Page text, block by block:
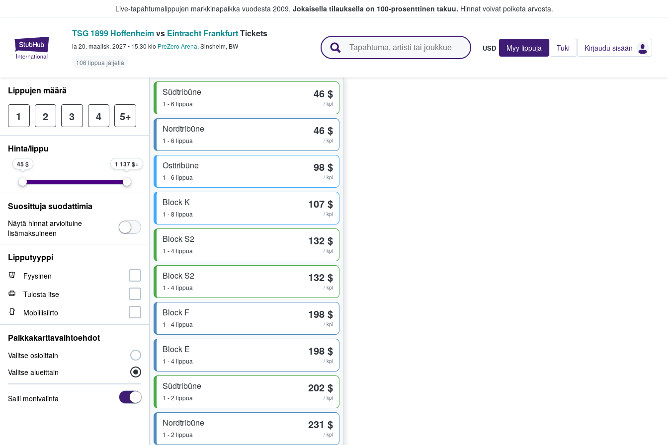
Live-tapahtumalippujen markkinapaikka vuodesta 2009. Jokaisella tilauksella on 100-prosenttinen takuu. Hinnat voivat poiketa arvosta.
StubHub - missä fanit ostavat ja myyvät lippuja
TSG 1899 Hoffenheimvs Eintracht FrankfurtTickets
la 20. maalisk. 2027• 15.30 klo PreZero Arena, Sinsheim, BW
106 lippua jäljellä
USD Myy lippuja Tuki Kirjaudu sisään
Südtribüne
1 - 6 lippua
46 $
/ kpl
Nordtribüne
1 - 6 lippua
46 $
/ kpl
Osttribüne
1 - 6 lippua
98 $
/ kpl
Block K
1 - 8 lippua
107 $
/ kpl
Block S2
1 - 4 lippua
132 $
/ kpl
Block S2
1 - 4 lippua
132 $
/ kpl
Block F
1 - 4 lippua
198 $
/ kpl
Block E
1 - 4 lippua
198 $
/ kpl
Südtribüne
1 - 2 lippua
202 $
/ kpl
Nordtribüne
1 - 2 lippua
231 $
/ kpl
Lippujen määrä
1 2 3 4 5+
Hinta/lippu
45 $ 1 137 $
Suosittuja suodattimia
Näytä hinnat arvioituine
lisämaksuineen
Lipputyyppi
Fyysinen
Tulosta itse
Mobiilisiirto
Paikkakarttavaihtoehdot
Valitse osioittain
Valitse alueittain
Salli monivalinta